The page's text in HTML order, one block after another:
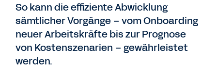
So kann die effiziente Abwicklung
sämtlicher Vorgänge – vom Onboarding
neuer Arbeitskräfte bis zur Prognose
von Kostenszenarien – gewährleistet
werden.